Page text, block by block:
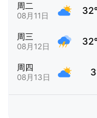
周二
08月11日 32°
周三
08月12日 32°
周四
08月13日